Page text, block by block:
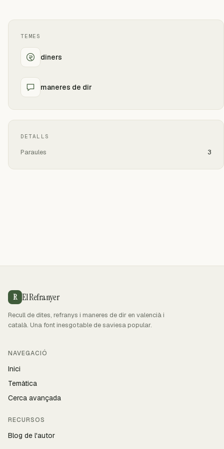
TEMES
diners
maneres de dir
DETALLS
Paraules 3
R El Refranyer
Recull de dites, refranys i maneres de dir en valencià i
català. Una font inesgotable de saviesa popular.
NAVEGACIÓ
Inici
Temàtica
Cerca avançada
RECURSOS
Blog de l'autor